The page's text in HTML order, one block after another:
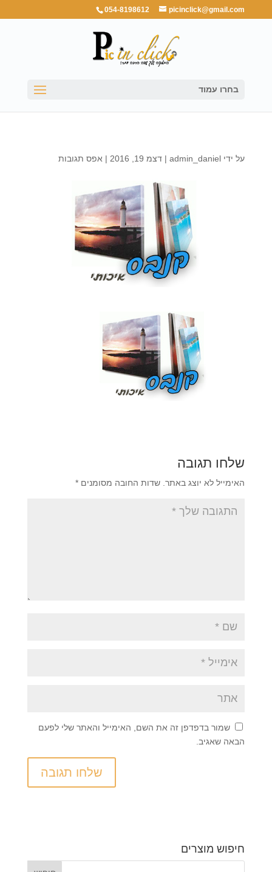
054-8198612 picinclick@gmail.com
בחרו עמוד
על ידי admin_daniel
| דצמ 19, 2016 | אפס תגובות
שלחו תגובה
האימייל לא יוצג באתר. שדות החובה מסומנים *
שמור בדפדפן זה את השם, האימייל והאתר שלי לפעם
הבאה שאגיב.
חיפוש מוצרים